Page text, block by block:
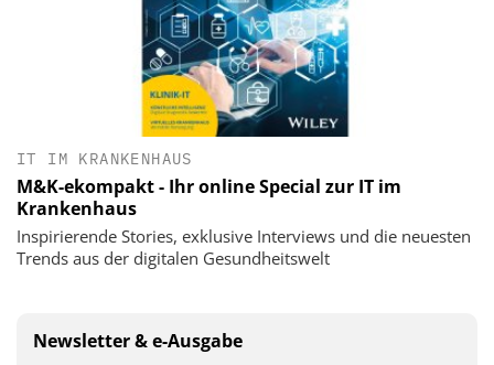
IT IM KRANKENHAUS
M&K-ekompakt - Ihr online Special zur IT im
Krankenhaus
Inspirierende Stories, exklusive Interviews und die neuesten
Trends aus der digitalen Gesundheitswelt
Newsletter & e-Ausgabe